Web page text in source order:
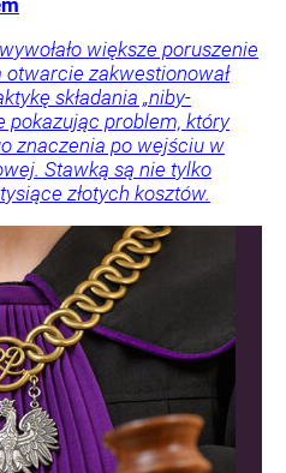
większe poruszenie
zakwestionował
składania „niby-
pokazując problem, który
znaczenia po wejściu w
Stawką są nie tylko
złotych kosztów.